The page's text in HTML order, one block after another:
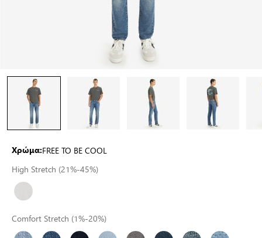
Χρώμα:FREE TO BE COOL
High Stretch (21%-45%)
Comfort Stretch (1%-20%)